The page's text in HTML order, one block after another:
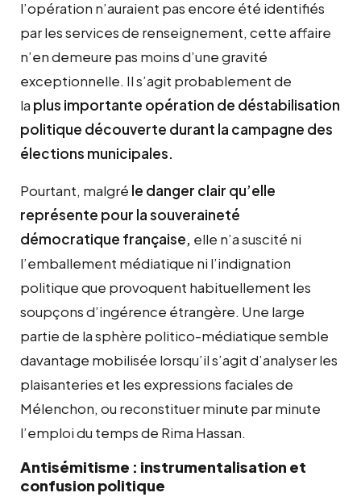
l’opération n’auraient pas encore été identifiés
par les services de renseignement, cette affaire
n’en demeure pas moins d’une gravité
exceptionnelle. Il s’agit probablement de
la plus importante opération de déstabilisation
politique découverte durant la campagne des
élections municipales.
Pourtant, malgré le danger clair qu’elle
représente pour la souveraineté
démocratique française, elle n’a suscité ni
l’emballement médiatique ni l’indignation
politique que provoquent habituellement les
soupçons d’ingérence étrangère. Une large
partie de la sphère politico-médiatique semble
davantage mobilisée lorsqu’il s’agit d’analyser les
plaisanteries et les expressions faciales de
Mélenchon, ou reconstituer minute par minute
l’emploi du temps de Rima Hassan.
Antisémitisme : instrumentalisation et
confusion politique